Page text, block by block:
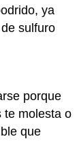
ya
sulfuro
porque
te molesta o
que